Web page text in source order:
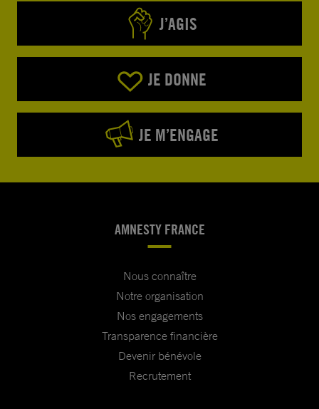
J’AGIS
JE DONNE
JE M’ENGAGE
AMNESTY FRANCE
Nous connaître
Notre organisation
Nos engagements
Transparence financière
Devenir bénévole
Recrutement